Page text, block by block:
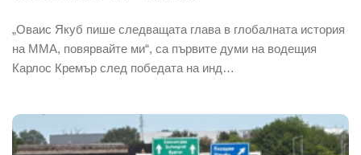
„Оваис Якуб пише следващата глава в глобалната история
на ММА, повярвайте ми“, са първите думи на водещия
Карлос Кремър след победата на инд…